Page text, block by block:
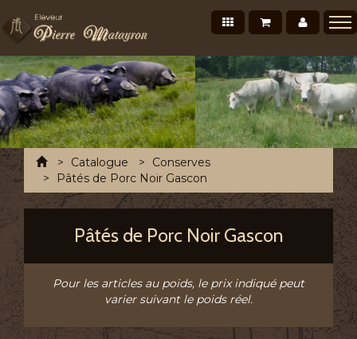
Mon
Mon panier
Nos produits
Présentation
Points de vente Professionnels
Recettes et conseils
Photos/Vidéos
Salons et évènements
Tournée Mensuelle
Chronofresh France
Contact
A découvrir
AccueilCatalogue
Conserves
Pâtés de Porc Noir Gascon
Pâtés de Porc Noir Gascon
Pour les articles au poids, le prix indiqué peut
varier suivant le poids réel.